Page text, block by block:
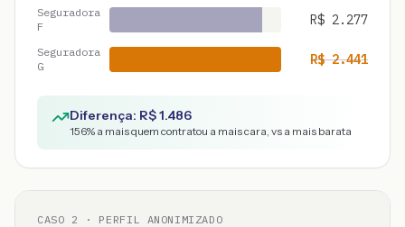
Seguradora
F
R$ 2.277
Seguradora
G
R$2.441
Diferença: R$1.486
156% a mais quem contratou a mais cara, vs a mais barata
CASO 2 · PERFIL ANONIMIZADO